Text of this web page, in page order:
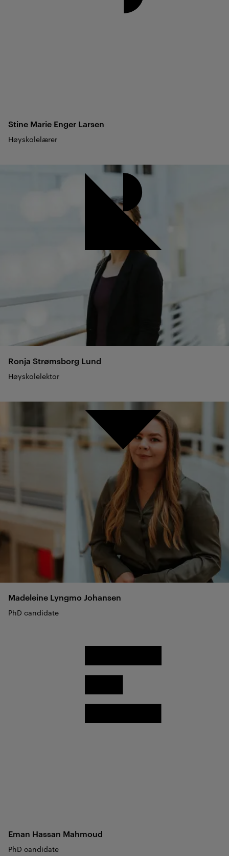
Stine Marie Enger Larsen
Høyskolelærer
Ronja Strømsborg Lund
Høyskolelektor
Madeleine Lyngmo Johansen
PhD candidate
Eman Hassan Mahmoud
PhD candidate